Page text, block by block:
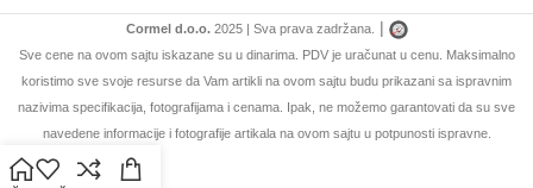
Cormel d.o.o.2025 | Sva prava zadržana. |
Sve cene na ovom sajtu iskazane su u dinarima. PDV je uračunat u cenu. Maksimalno
koristimo sve svoje resurse da Vam artikli na ovom sajtu budu prikazani sa ispravnim
nazivima specifikacija, fotografijama i cenama. Ipak, ne možemo garantovati da su sve
navedene informacije i fotografije artikala na ovom sajtu u potpunosti ispravne.